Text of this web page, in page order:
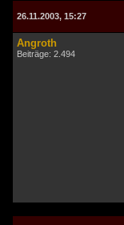
26.11.2003, 15:27
Angroth
Beiträge: 2.494